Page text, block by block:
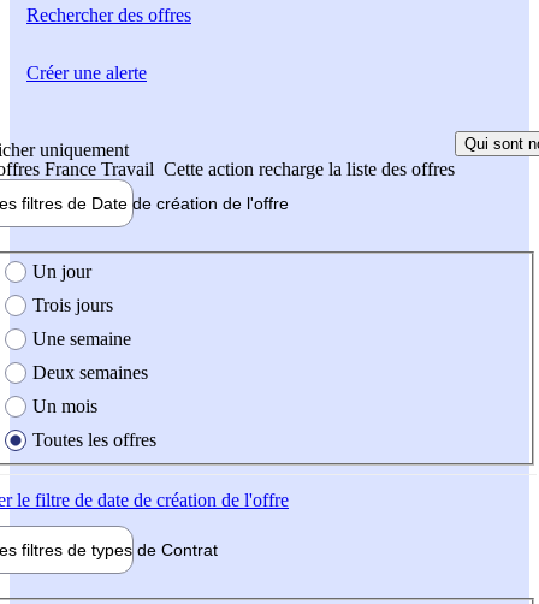
Rechercherdes offres
uniquement
France Travail Cette action recharge la liste des offres
Qui sont
filtres de Date de création de l'offre
création de l'offre
Un jour
Trois jours
Une semaine
Deux semaines
Un mois
Toutes les offres
le filtre de date de création de l'offre
filtres de types de Contrat
Créer une alerte